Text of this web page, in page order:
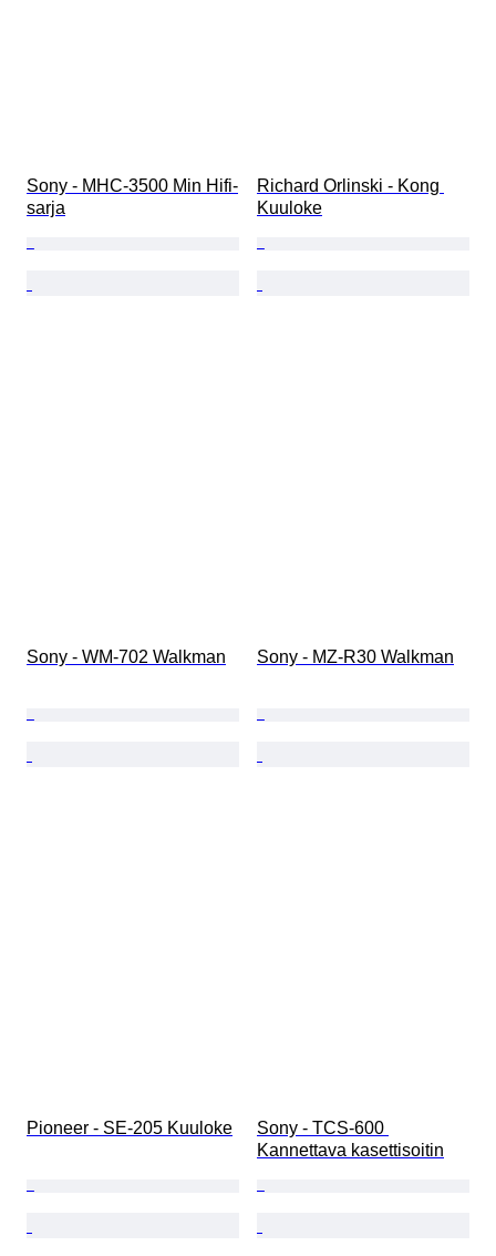
Sony - MHC-3500 Min Hifi-
sarja
Richard Orlinski - Kong
Kuuloke
Sony - WM-702 Walkman Sony - MZ-R30 Walkman
Pioneer - SE-205 Kuuloke
Sony - TCS-600
Kannettava kasettisoitin